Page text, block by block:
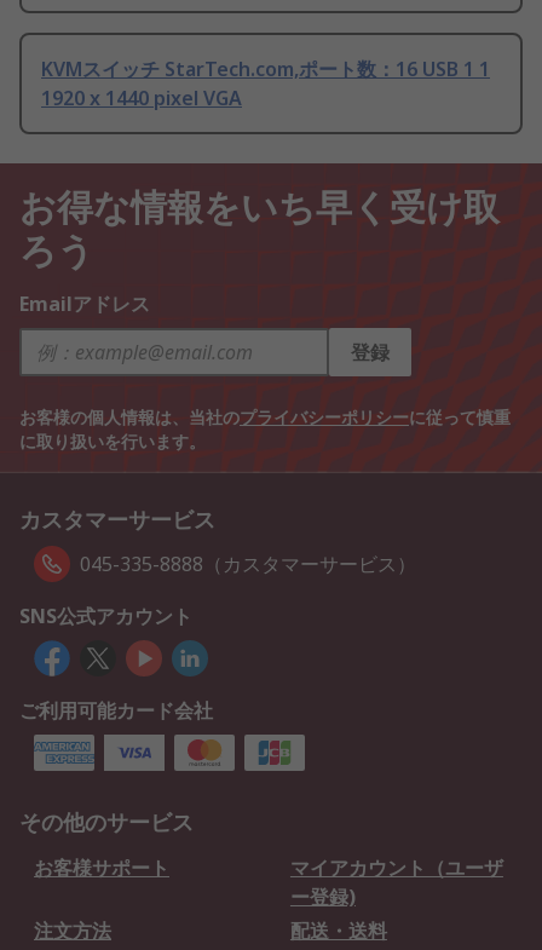
KVMスイッチ StarTech.com,ポート数：16 USB 1 1
1920 x 1440 pixel VGA
お得な情報をいち早く受け取
ろう
Emailアドレス
登録
お客様の個人情報は、当社のプライバシーポリシーに従って慎重
に取り扱いを行います。
カスタマーサービス
045-335-8888（カスタマーサービス）
SNS公式アカウント
ご利用可能カード会社
その他のサービス
お客様サポート
マイアカウント（ユーザ
ー登録)
注文方法
配送・送料